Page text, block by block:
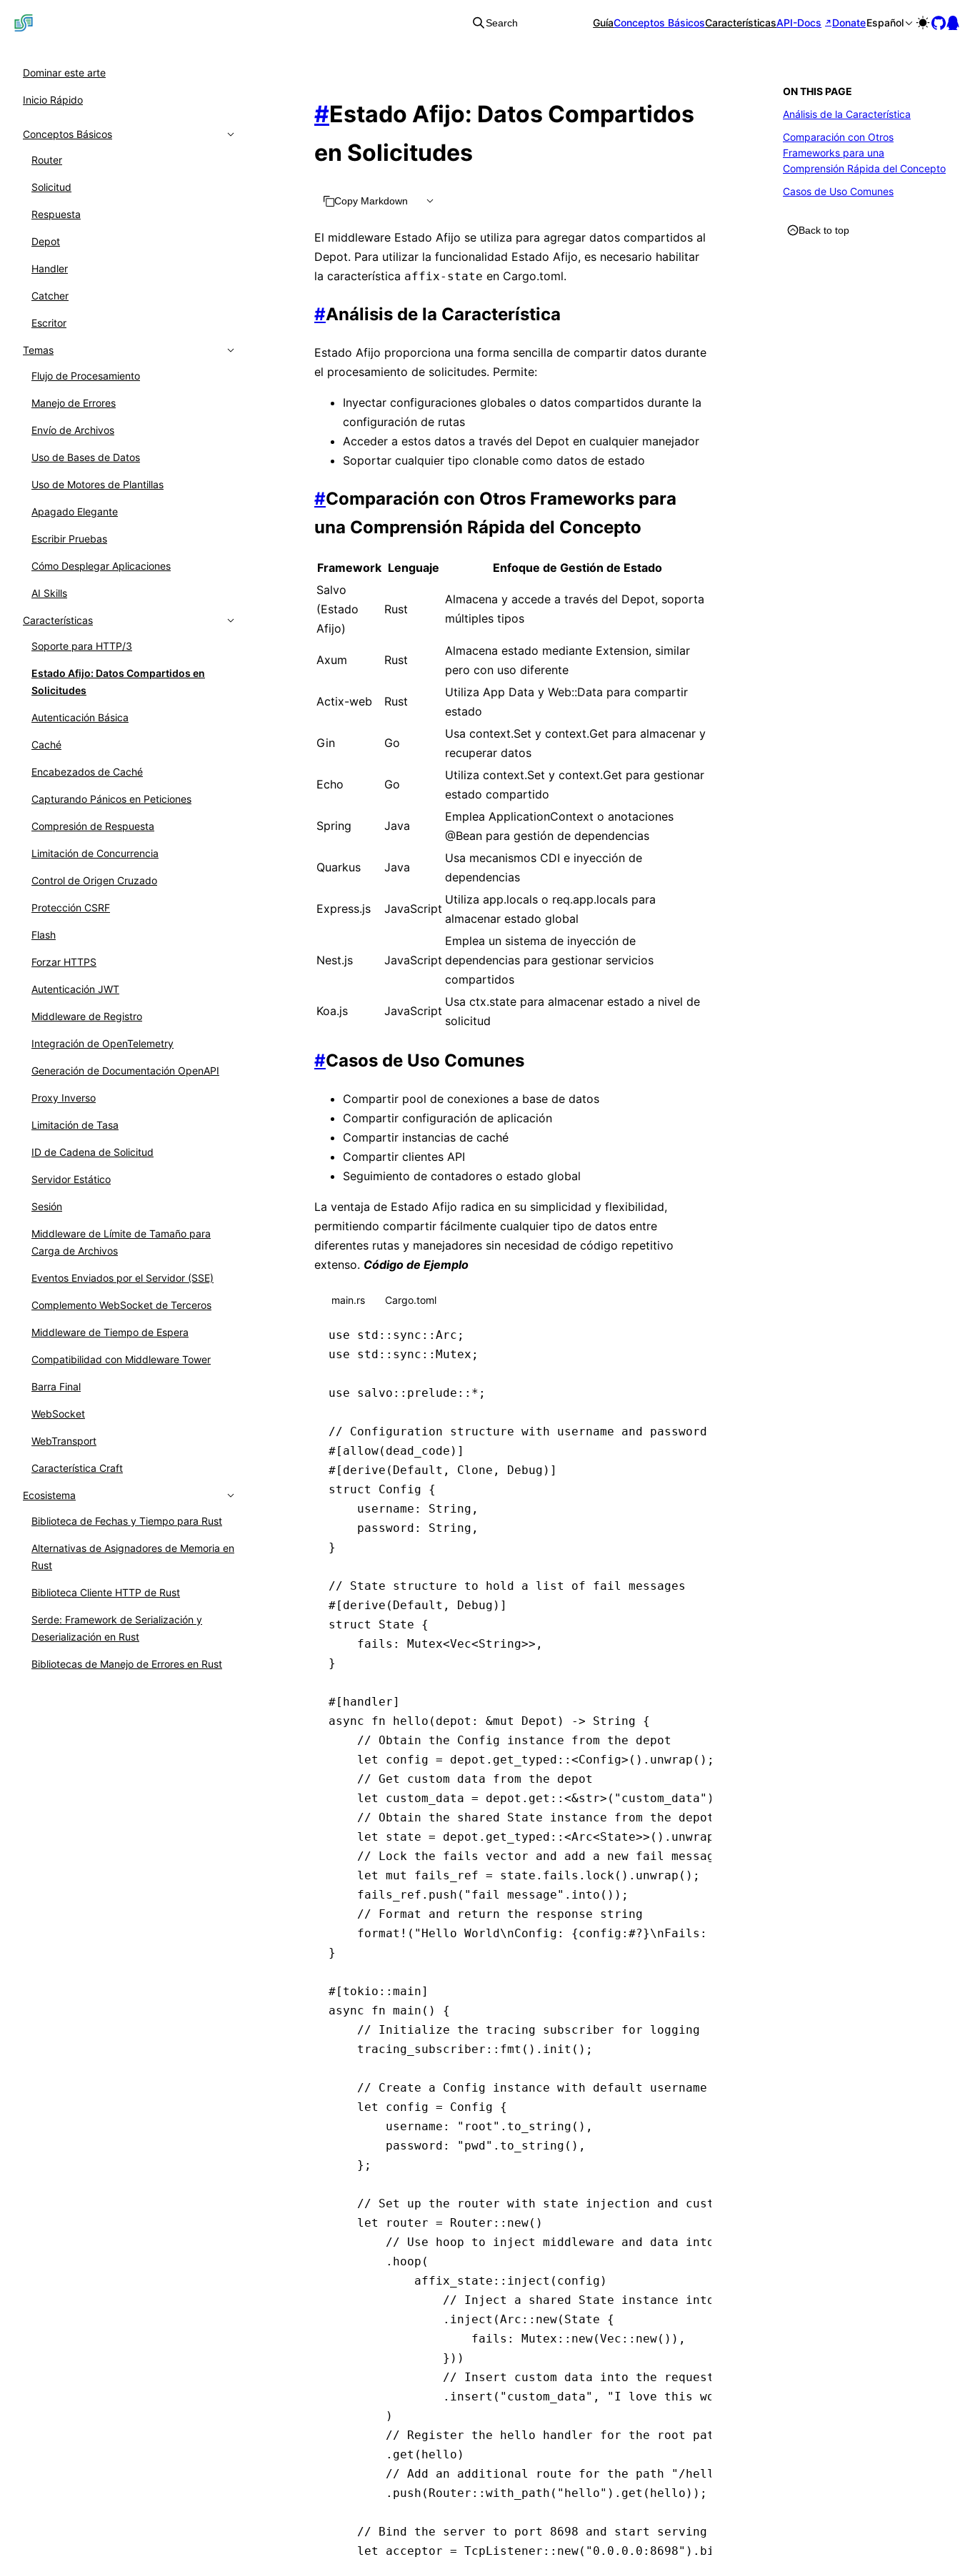
Search GuíaConceptos BásicosCaracterísticasAPI-Docs DonateEspañol
Dominar este arte
Inicio Rápido
Conceptos Básicos
Router
Solicitud
Respuesta
Depot
Handler
Catcher
Escritor
Temas
Flujo de Procesamiento
Manejo de Errores
Envío de Archivos
Uso de Bases de Datos
Uso de Motores de Plantillas
Apagado Elegante
Escribir Pruebas
Cómo Desplegar Aplicaciones
AI Skills
Características
Soporte para HTTP/3
Estado Afijo: Datos Compartidos en
Solicitudes
Autenticación Básica
Caché
Encabezados de Caché
Capturando Pánicos en Peticiones
Compresión de Respuesta
Limitación de Concurrencia
Control de Origen Cruzado
Protección CSRF
Flash
Forzar HTTPS
Autenticación JWT
Middleware de Registro
Integración de OpenTelemetry
Generación de Documentación OpenAPI
Proxy Inverso
Limitación de Tasa
ID de Cadena de Solicitud
Servidor Estático
Sesión
Middleware de Límite de Tamaño para
Carga de Archivos
Eventos Enviados por el Servidor (SSE)
Complemento WebSocket de Terceros
Middleware de Tiempo de Espera
Compatibilidad con Middleware Tower
Barra Final
WebSocket
WebTransport
Característica Craft
Ecosistema
Biblioteca de Fechas y Tiempo para Rust
Alternativas de Asignadores de Memoria en
Rust
Biblioteca Cliente HTTP de Rust
Serde: Framework de Serialización y
Deserialización en Rust
Bibliotecas de Manejo de Errores en Rust
#Estado Afijo: Datos Compartidos
en Solicitudes
Copy Markdown
El middleware Estado Afijo se utiliza para agregar datos compartidos al
Depot. Para utilizar la funcionalidad Estado Afijo, es necesario habilitar
la característica affix-state en Cargo.toml.
#Análisis de la Característica
Estado Afijo proporciona una forma sencilla de compartir datos durante
el procesamiento de solicitudes. Permite:
Inyectar configuraciones globales o datos compartidos durante la
configuración de rutas
Acceder a estos datos a través del Depot en cualquier manejador
Soportar cualquier tipo clonable como datos de estado
#Comparación con Otros Frameworks para
una Comprensión Rápida del Concepto
Framework Lenguaje
Enfoque de Gestión de Estado
Salvo
(Estado
Afijo)
Rust
Almacena y accede a través del Depot, soporta
múltiples tipos
Axum Rust
Almacena estado mediante Extension, similar
pero con uso diferente
Actix-web Rust
Utiliza App Data y Web::Data para compartir
estado
Gin Go
Usa context.Set y context.Get para almacenar y
recuperar datos
Echo Go
Utiliza context.Set y context.Get para gestionar
estado compartido
Spring Java
Emplea ApplicationContext o anotaciones
@Bean para gestión de dependencias
Quarkus Java
Usa mecanismos CDI e inyección de
dependencias
Express.js JavaScript
Utiliza app.locals o req.app.locals para
almacenar estado global
Nest.js JavaScript
Emplea un sistema de inyección de
dependencias para gestionar servicios
compartidos
Koa.js JavaScript
Usa ctx.state para almacenar estado a nivel de
solicitud
#Casos de Uso Comunes
Compartir pool de conexiones a base de datos
Compartir configuración de aplicación
Compartir instancias de caché
Compartir clientes API
Seguimiento de contadores o estado global
La ventaja de Estado Afijo radica en su simplicidad y flexibilidad,
permitiendo compartir fácilmente cualquier tipo de datos entre
diferentes rutas y manejadores sin necesidad de código repetitivo
extenso. Código de Ejemplo
main.rs Cargo.toml
use std :: sync :: Arc ;
use std :: sync :: Mutex ;
use salvo :: prelude ::* ;
// Configuration structure with username and password
#[allow(dead_code)]
#[derive( Default , Clone , Debug )]
struct
Config {
    username
: String ,
    password
: String ,
}
// State structure to hold a list of fail messages
#[derive( Default , Debug )]
struct
State {
    fails
: Mutex<Vec<String>>,
}
#[handler]
async fn hello (depot : &mut Depot ) -> String {
    // Obtain the Config instance from the depot
    let
config = depot . get_typed :: <Config>() . unwrap ();
    // Get custom data from the depot
    let
custom_data = depot . get :: <&str>( "custom_data" )
    // Obtain the shared State instance from the depot
    let
state = depot . get_typed :: <Arc<State>>() . unwrap
    // Lock the fails vector and add a new fail message
    let
mut fails_ref = state . fails . lock() . unwrap ();
    fails_ref
. push ( "fail message" . into ());
    // Format and return the response string
    format!
( "Hello World\nConfig: {config:#?}\nFails: {fails_ref:#?}\nCustom Data:
}
#[tokio :: main]
async fn main () {
    // Initialize the tracing subscriber for logging
    tracing_subscriber
:: fmt () . init ();
    // Create a Config instance with default username and password
    let
config = Config {
        username
: "root" . to_string (),
        password
: "pwd" . to_string (),
    };
    // Set up the router with state injection and custom data
    let
router = Router :: new()
        // Use hoop to inject middleware and data into the request context
        .
hoop (
            affix_state
:: inject (config)
                // Inject a shared State instance into the request context
                .
inject (Arc :: new( State {
                    fails
: Mutex :: new(Vec :: new()),
                }))
                // Insert custom data into the request context
                .
insert ( "custom_data" , "I love this world!"
        )
        // Register the hello handler for the root path
        .
get (hello)
        // Add an additional route for the path "/hello" with the same handler
        .
push (Router :: with_path ( "hello" ) . get (hello));
    // Bind the server to port 8698 and start serving
    let
acceptor = TcpListener :: new( "0.0.0.0:8698" ) . bind
ON THIS PAGE
Análisis de la Característica
Comparación con Otros
Frameworks para una
Comprensión Rápida del Concepto
Casos de Uso Comunes
Back to top